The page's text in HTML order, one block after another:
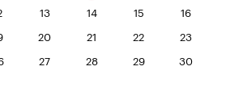
13 14 15 16
20 21 22 23
27 28 29 30